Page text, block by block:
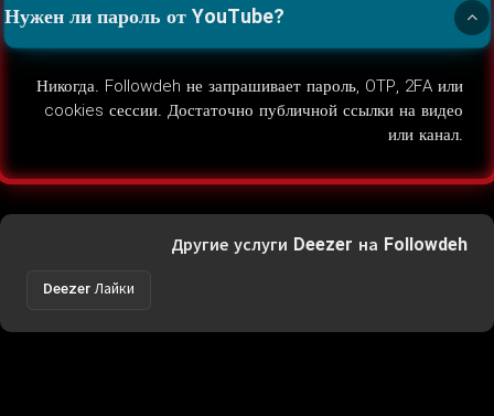
Нужен ли пароль от YouTube?
Никогда. Followdeh не запрашивает пароль, OTP, 2FA или
cookies сессии. Достаточно публичной ссылки на видео
или канал.
Другие услуги Deezer на Followdeh
Deezer Лайки